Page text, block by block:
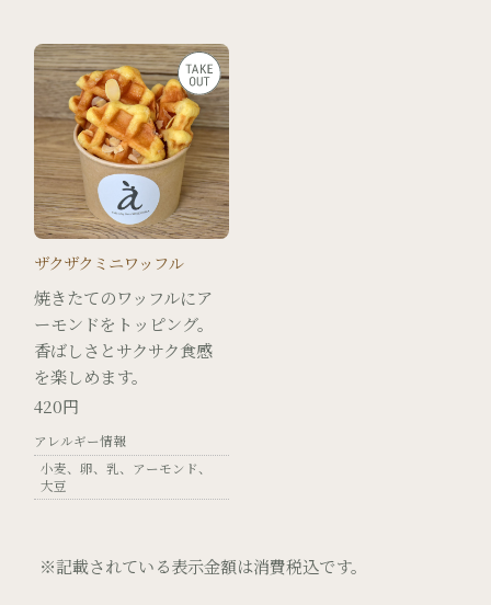
ザクザクミニワッフル
焼きたてのワッフルにア
ーモンドをトッピング。
香ばしさとサクサク食感
を楽しめます。
420円
アレルギー情報
小麦
卵 乳
アーモンド
大豆
※記載されている表示金額は消費税込です。